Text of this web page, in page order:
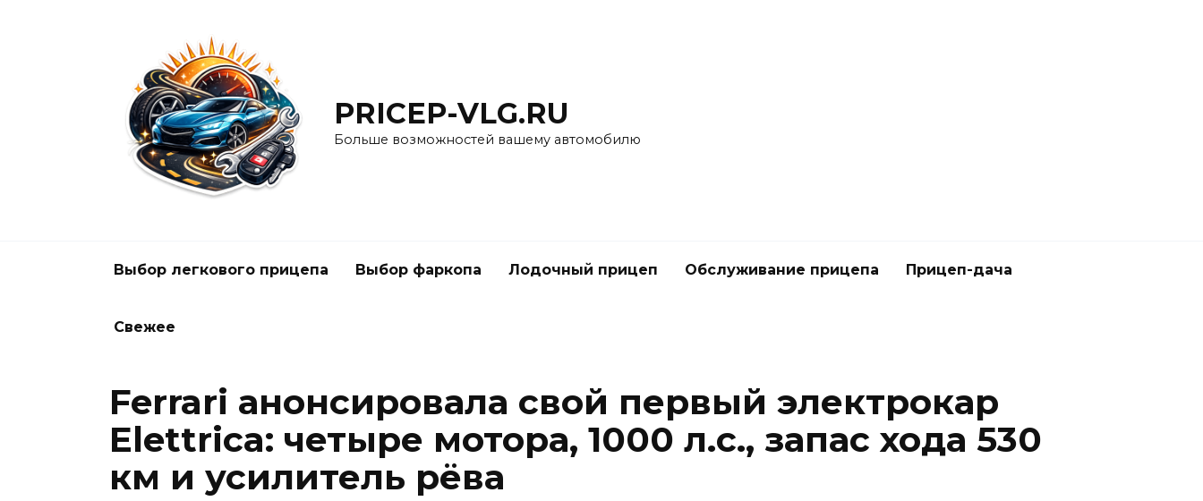
PRICEP-VLG.RU
Больше возможностей вашему автомобилю
Выбор легкового прицепа Выбор фаркопа Лодочный прицеп Обслуживание прицепа Прицеп-дача
Свежее
Ferrari анонсировала свой первый электрокар
Elettrica: четыре мотора, 1000 л.с., запас хода 530
км и усилитель рёва